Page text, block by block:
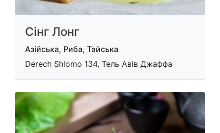
Сінг Лонг
Азійська, Риба, Тайська
Derech Shlomo 134, Тель Авів Джаффа